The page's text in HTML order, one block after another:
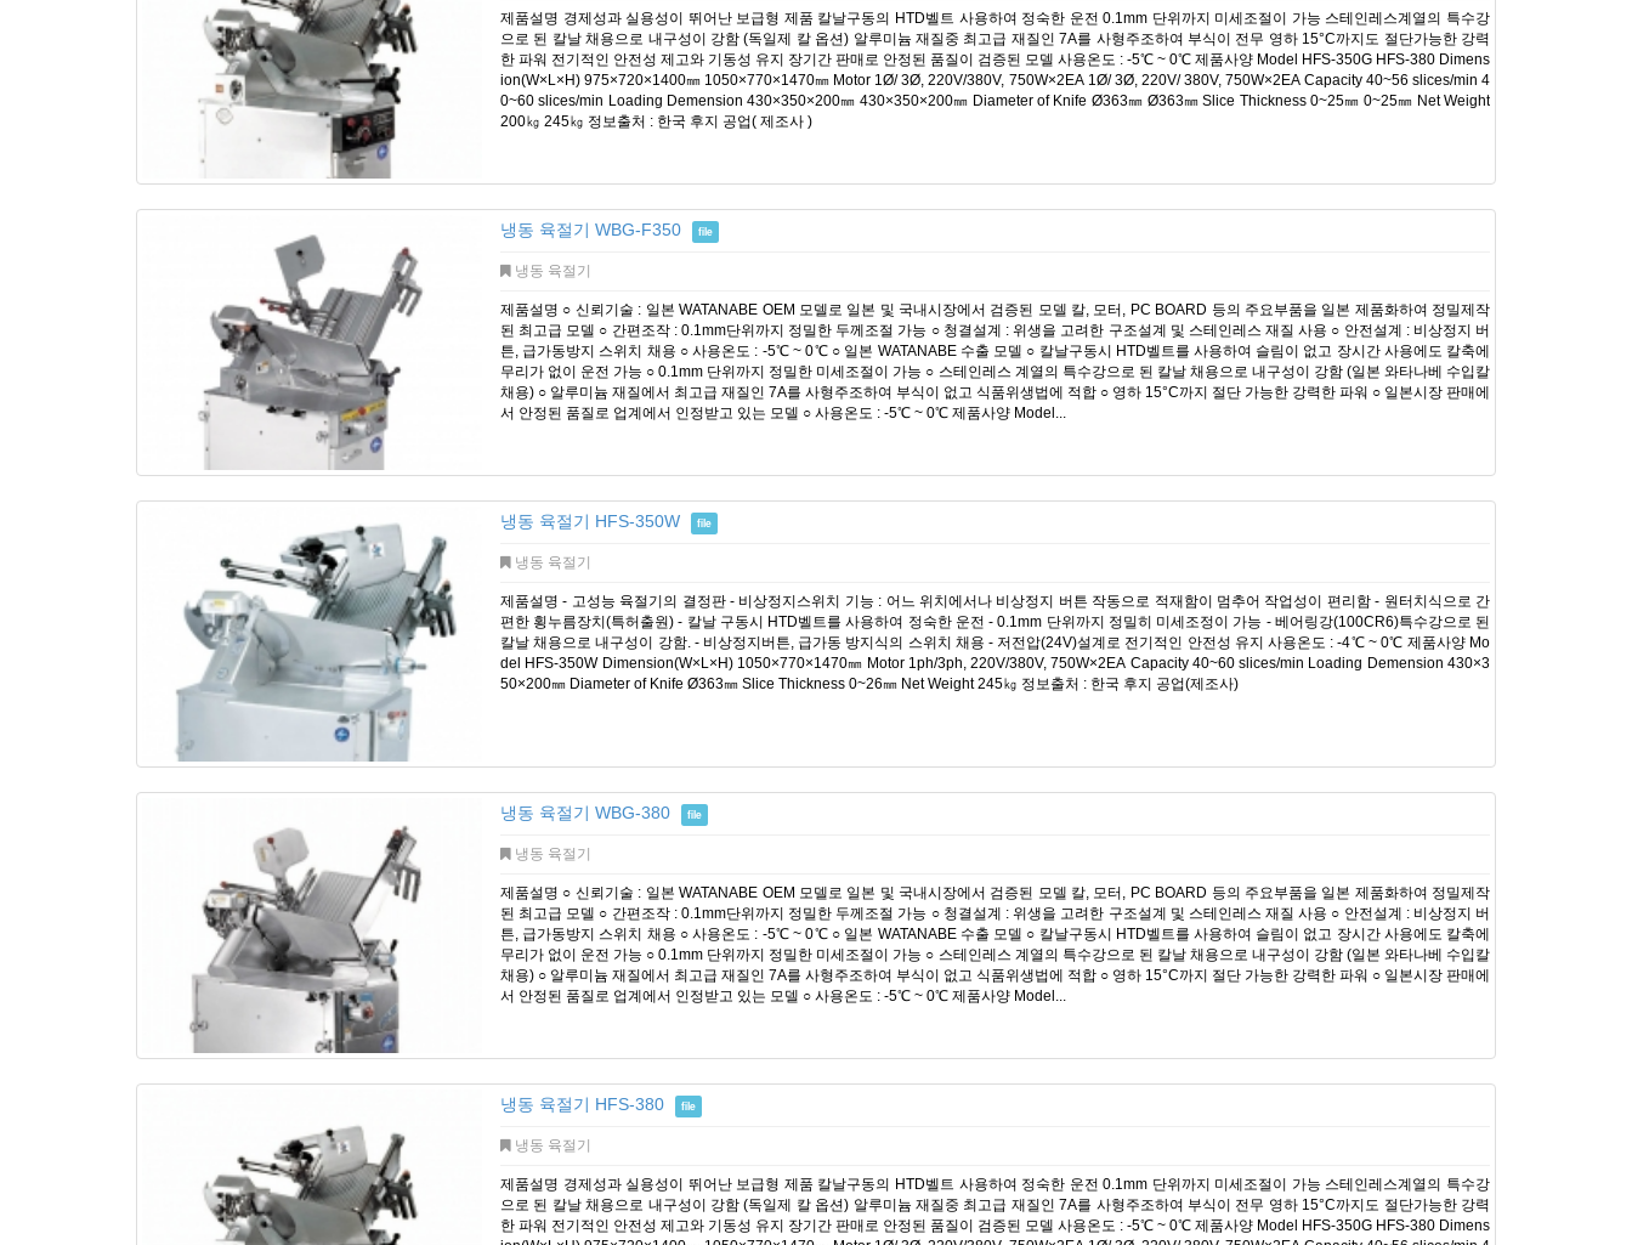
제품설명 경제성과 실용성이 뛰어난 보급형 제품 칼날구동의 HTD벨트 사용하여 정숙한 운전 0.1mm 단위까지 미세조절이 가능 스테인레스계열의 특수강
으로 된 칼날 채용으로 내구성이 강함 (독일제 칼 옵션) 알루미늄 재질중 최고급 재질인 7A를 사형주조하여 부식이 전무 영하 15°C까지도 절단가능한 강력
한 파워 전기적인 안전성 제고와 기동성 유지 장기간 판매로 안정된 품질이 검증된 모델 사용온도 : -5℃ ~ 0℃ 제품사양 Model HFS-350G HFS-380 Dimens
ion(W×L×H) 975×720×1400㎜ 1050×770×1470㎜ Motor 1Ø/ 3Ø, 220V/380V, 750W×2EA 1Ø/ 3Ø, 220V/ 380V, 750W×2EA Capacity 40~56 slices/min 4
0~60 slices/min Loading Demension 430×350×200㎜ 430×350×200㎜ Diameter of Knife Ø363㎜ Ø363㎜ Slice Thickness 0~25㎜ 0~25㎜ Net Weight
200㎏ 245㎏ 정보출처 : 한국 후지 공업( 제조사 )
냉동 육절기 WBG-F350 file
냉동 육절기
제품설명 ○ 신뢰기술 : 일본 WATANABE OEM 모델로 일본 및 국내시장에서 검증된 모델 칼, 모터, PC BOARD 등의 주요부품을 일본 제품화하여 정밀제작
된 최고급 모델 ○ 간편조작 : 0.1mm단위까지 정밀한 두께조절 가능 ○ 청결설계 : 위생을 고려한 구조설계 및 스테인레스 재질 사용 ○ 안전설계 : 비상정지 버
튼, 급가동방지 스위치 채용 ○ 사용온도 : -5℃ ~ 0℃ ○ 일본 WATANABE 수출 모델 ○ 칼날구동시 HTD벨트를 사용하여 슬림이 없고 장시간 사용에도 칼축에
무리가 없이 운전 가능 ○ 0.1mm 단위까지 정밀한 미세조절이 가능 ○ 스테인레스 계열의 특수강으로 된 칼날 채용으로 내구성이 강함 (일본 와타나베 수입칼
채용) ○ 알루미늄 재질에서 최고급 재질인 7A를 사형주조하여 부식이 없고 식품위생법에 적합 ○ 영하 15°C까지 절단 가능한 강력한 파워 ○ 일본시장 판매에
서 안정된 품질로 업계에서 인정받고 있는 모델 ○ 사용온도 : -5℃ ~ 0℃ 제품사양 Model...
냉동 육절기 HFS-350W file
냉동 육절기
제품설명 - 고성능 육절기의 결정판 - 비상정지스위치 기능 : 어느 위치에서나 비상정지 버튼 작동으로 적재함이 멈추어 작업성이 편리함 - 원터치식으로 간
편한 횡누름장치(특허출원) - 칼날 구동시 HTD벨트를 사용하여 정숙한 운전 - 0.1mm 단위까지 정밀히 미세조정이 가능 - 베어링강(100CR6)특수강으로 된
칼날 채용으로 내구성이 강함. - 비상정지버튼, 급가동 방지식의 스위치 채용 - 저전압(24V)설계로 전기적인 안전성 유지 사용온도 : -4℃ ~ 0℃ 제품사양 Mo
del HFS-350W Dimension(W×L×H) 1050×770×1470㎜ Motor 1ph/3ph, 220V/380V, 750W×2EA Capacity 40~60 slices/min Loading Demension 430×3
50×200㎜ Diameter of Knife Ø363㎜ Slice Thickness 0~26㎜ Net Weight 245㎏ 정보출처 : 한국 후지 공업(제조사)
냉동 육절기 WBG-380 file
냉동 육절기
제품설명 ○ 신뢰기술 : 일본 WATANABE OEM 모델로 일본 및 국내시장에서 검증된 모델 칼, 모터, PC BOARD 등의 주요부품을 일본 제품화하여 정밀제작
된 최고급 모델 ○ 간편조작 : 0.1mm단위까지 정밀한 두께조절 가능 ○ 청결설계 : 위생을 고려한 구조설계 및 스테인레스 재질 사용 ○ 안전설계 : 비상정지 버
튼, 급가동방지 스위치 채용 ○ 사용온도 : -5℃ ~ 0℃ ○ 일본 WATANABE 수출 모델 ○ 칼날구동시 HTD벨트를 사용하여 슬림이 없고 장시간 사용에도 칼축에
무리가 없이 운전 가능 ○ 0.1mm 단위까지 정밀한 미세조절이 가능 ○ 스테인레스 계열의 특수강으로 된 칼날 채용으로 내구성이 강함 (일본 와타나베 수입칼
채용) ○ 알루미늄 재질에서 최고급 재질인 7A를 사형주조하여 부식이 없고 식품위생법에 적합 ○ 영하 15°C까지 절단 가능한 강력한 파워 ○ 일본시장 판매에
서 안정된 품질로 업계에서 인정받고 있는 모델 ○ 사용온도 : -5℃ ~ 0℃ 제품사양 Model...
냉동 육절기 HFS-380 file
냉동 육절기
제품설명 경제성과 실용성이 뛰어난 보급형 제품 칼날구동의 HTD벨트 사용하여 정숙한 운전 0.1mm 단위까지 미세조절이 가능 스테인레스계열의 특수강
으로 된 칼날 채용으로 내구성이 강함 (독일제 칼 옵션) 알루미늄 재질중 최고급 재질인 7A를 사형주조하여 부식이 전무 영하 15°C까지도 절단가능한 강력
한 파워 전기적인 안전성 제고와 기동성 유지 장기간 판매로 안정된 품질이 검증된 모델 사용온도 : -5℃ ~ 0℃ 제품사양 Model HFS-350G HFS-380 Dimens